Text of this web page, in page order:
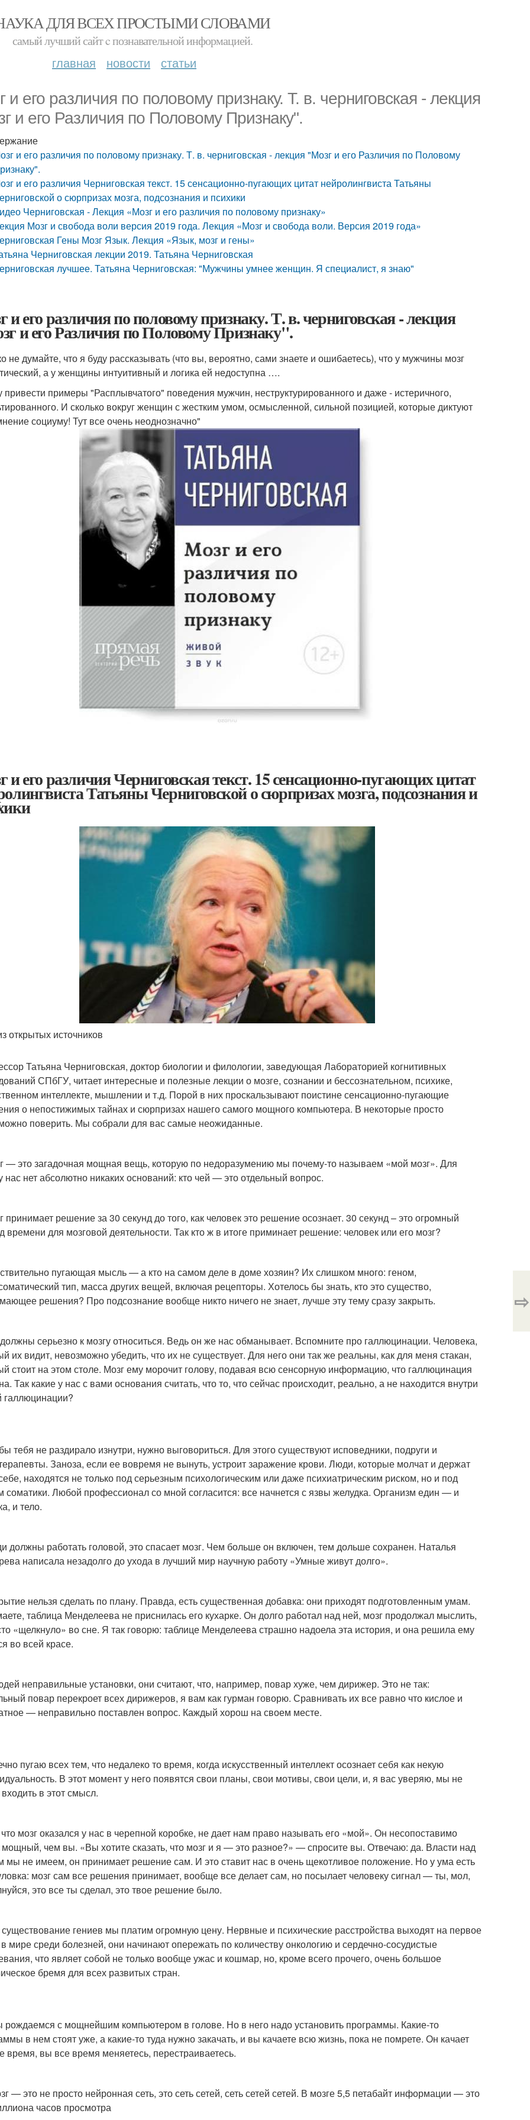
ДЛЯ ВСЕХ ПРОСТЫМИ СЛОВАМИ
самый лучший сайт c познавательной информацией.
главная новости статьи
и его различия по половому признаку. Т. в. черниговская - лекция
и его Различия по Половому Признаку".
и его различия по половому признаку. Т. в. черниговская - лекция "Мозг и его Различия по Половому
и его различия Черниговская текст. 15 сенсационно-пугающих цитат нейролингвиста Татьяны
о сюрпризах мозга, подсознания и психики
Черниговская - Лекция «Мозг и его различия по половому признаку»
Мозг и свобода воли версия 2019 года. Лекция «Мозг и свобода воли. Версия 2019 года»
Гены Мозг Язык. Лекция «Язык, мозг и гены»
Черниговская лекции 2019. Татьяна Черниговская
лучшее. Татьяна Черниговская: "Мужчины умнее женщин. Я специалист, я знаю"
и его различия по половому признаку. Т. в. черниговская - лекция
и его Различия по Половому Признаку".
не думайте, что я буду рассказывать (что вы, вероятно, сами знаете и ошибаетесь), что у мужчины мозг
а у женщины интуитивный и логика ей недоступна ….
привести примеры "Расплывчатого" поведения мужчин, неструктурированного и даже - истеричного,
И сколько вокруг женщин с жестким умом, осмысленной, сильной позицией, которые диктуют
социуму! Тут все очень неоднозначно"
и его различия Черниговская текст. 15 сенсационно-пугающих цитат
Татьяны Черниговской о сюрпризах мозга, подсознания и
открытых источников
Татьяна Черниговская, доктор биологии и филологии, заведующая Лабораторией когнитивных
СПбГУ, читает интересные и полезные лекции о мозге, сознании и бессознательном, психике,
интеллекте, мышлении и т.д. Порой в них проскальзывают поистине сенсационно-пугающие
о непостижимых тайнах и сюрпризах нашего самого мощного компьютера. В некоторые просто
поверить. Мы собрали для вас самые неожиданные.
— это загадочная мощная вещь, которую по недоразумению мы почему-то называем «мой мозг». Для
нас нет абсолютно никаких оснований: кто чей — это отдельный вопрос.
принимает решение за 30 секунд до того, как человек это решение осознает. 30 секунд – это огромный
времени для мозговой деятельности. Так кто ж в итоге приминает решение: человек или его мозг?
пугающая мысль — а кто на самом деле в доме хозяин? Их слишком много: геном,
тип, масса других вещей, включая рецепторы. Хотелось бы знать, кто это существо,
решения? Про подсознание вообще никто ничего не знает, лучше эту тему сразу закрыть.
серьезно к мозгу относиться. Ведь он же нас обманывает. Вспомните про галлюцинации. Человека,
их видит, невозможно убедить, что их не существует. Для него они так же реальны, как для меня стакан,
стоит на этом столе. Мозг ему морочит голову, подавая всю сенсорную информацию, что галлюцинация
Так какие у нас с вами основания считать, что то, что сейчас происходит, реально, а не находится внутри
галлюцинации?
тебя не раздирало изнутри, нужно выговориться. Для этого существуют исповедники, подруги и
Заноза, если ее вовремя не вынуть, устроит заражение крови. Люди, которые молчат и держат
находятся не только под серьезным психологическим или даже психиатрическим риском, но и под
соматики. Любой профессионал со мной согласится: все начнется с язвы желудка. Организм един — и
и тело.
должны работать головой, это спасает мозг. Чем больше он включен, тем дольше сохранен. Наталья
написала незадолго до ухода в лучший мир научную работу «Умные живут долго».
нельзя сделать по плану. Правда, есть существенная добавка: они приходят подготовленным умам.
таблица Менделеева не приснилась его кухарке. Он долго работал над ней, мозг продолжал мыслить,
«щелкнуло» во сне. Я так говорю: таблице Менделеева страшно надоела эта история, и она решила ему
во всей красе.
неправильные установки, они считают, что, например, повар хуже, чем дирижер. Это не так:
повар перекроет всех дирижеров, я вам как гурман говорю. Сравнивать их все равно что кислое и
— неправильно поставлен вопрос. Каждый хорош на своем месте.
пугаю всех тем, что недалеко то время, когда искусственный интеллект осознает себя как некую
В этот момент у него появятся свои планы, свои мотивы, свои цели, и, я вас уверяю, мы не
в этот смысл.
мозг оказался у нас в черепной коробке, не дает нам право называть его «мой». Он несопоставимо
чем вы. «Вы хотите сказать, что мозг и я — это разное?» — спросите вы. Отвечаю: да. Власти над
мы не имеем, он принимает решение сам. И это ставит нас в очень щекотливое положение. Но у ума есть
мозг сам все решения принимает, вообще все делает сам, но посылает человеку сигнал — ты, мол,
это все ты сделал, это твое решение было.
гениев мы платим огромную цену. Нервные и психические расстройства выходят на первое
мире среди болезней, они начинают опережать по количеству онкологию и сердечно-сосудистые
что являет собой не только вообще ужас и кошмар, но, кроме всего прочего, очень большое
бремя для всех развитых стран.
с мощнейшим компьютером в голове. Но в него надо установить программы. Какие-то
в нем стоят уже, а какие-то туда нужно закачать, и вы качаете всю жизнь, пока не помрете. Он качает
время, вы все время меняетесь, перестраиваетесь.
— это не просто нейронная сеть, это сеть сетей, сеть сетей сетей. В мозге 5,5 петабайт информации — это
часов просмотра
⇨